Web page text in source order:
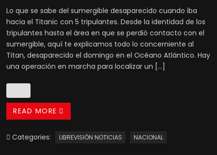
Lo que se sabe del sumergible desaparecido cuando iba
hacia el Titanic con 5 tripulantes. Desde la identidad de los
tripulantes hasta el área en que se perdió contacto con el
sumergible, aquí te explicamos todo lo concerniente al
Titan, desaparecido el domingo en el Océano Atlántico. Hay
una operación en marcha para localizar un […]
READ MORE
Categories: LIBREVISIÓN NOTICIAS NACIONAL